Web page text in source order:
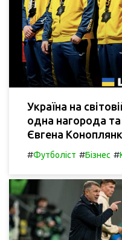
Україна на
одна нагорода
Євгена
#Футболіст #Бізнес #